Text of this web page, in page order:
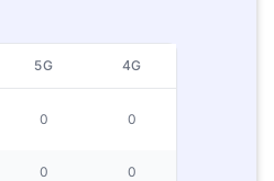
5G 4G
0 0
0 0